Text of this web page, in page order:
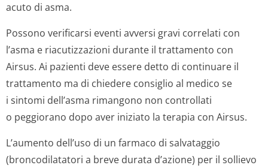
acuto di asma.
Possono verificarsi eventi avversi gravi correlati con
l’asma e riacutizzazioni durante il trattamento con
Airsus. Ai pazienti deve essere detto di continuare il
trattamento ma di chiedere consiglio al medico se
i sintomi dell’asma rimangono non controllati
o peggiorano dopo aver iniziato la terapia con Airsus.
L’aumento dell’uso di un farmaco di salvataggio
(broncodilatatori a breve durata d’azione) per il sollievo